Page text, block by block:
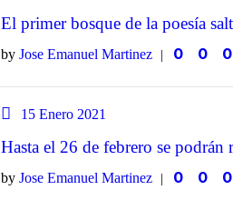
El primer bosque de la poesía
by Jose Emanuel Martinez 0 0 0
15 Enero 2021
Hasta el 26 de febrero se
by Jose Emanuel Martinez 0 0 0